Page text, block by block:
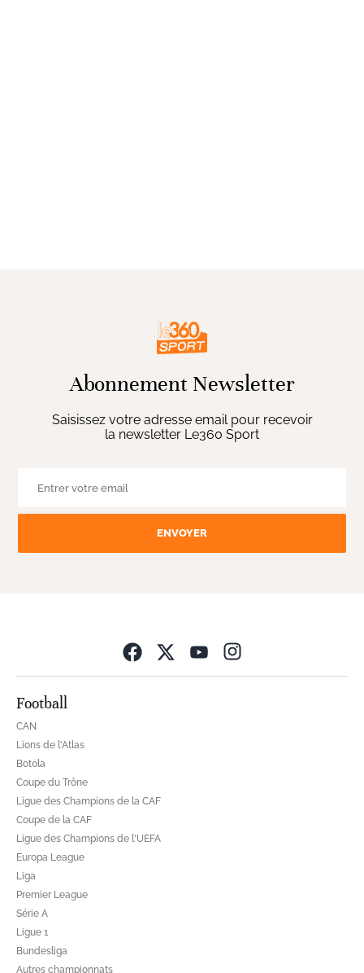
Abonnement Newsletter
Saisissez votre adresse email pour recevoir
la newsletter Le360 Sport
ENVOYER
Football
CAN
Lions de l'Atlas
Botola
Coupe du Trône
Ligue des Champions de la CAF
Coupe de la CAF
Ligue des Champions de l'UEFA
Europa League
Liga
Premier League
Série A
Ligue 1
Bundesliga
Autres championnats